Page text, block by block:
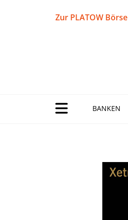
Zur PLATOW Börse
BANKEN